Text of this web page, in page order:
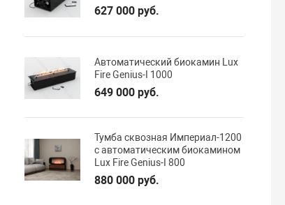
627 000 руб.
Автоматический биокамин Lux
Fire Genius-I 1000
649 000 руб.
Тумба сквозная Империал-1200
с автоматическим биокамином
Lux Fire Genius-I 800
880 000 руб.